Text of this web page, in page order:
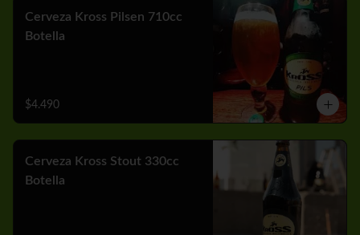
Cerveza Kross Pilsen 710cc
Botella
$4.490
Cerveza Kross Stout 330cc
Botella